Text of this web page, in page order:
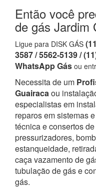
Então você
de gás Jardim
Ligue para DISK GÁS
3587 / 5562-5139 /
WhatsApp Gás ou
Necessita de um
Guairacaou
especialistas em
reparos em sistemas
técnica e consertos
pressurizadores,
estanqueidade,
caça vazamento de
tubulação de gás e
gás.